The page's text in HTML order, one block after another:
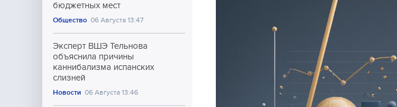
бюджетных мест
Общество 06 Августа 13:47
Эксперт ВШЭ Тельнова
объяснила причины
каннибализма испанских
слизней
Новости 06 Августа 13:46